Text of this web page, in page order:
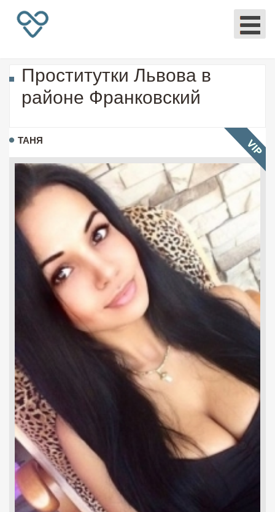
Проститутки Львова в
районе Франковский
ТАНЯ